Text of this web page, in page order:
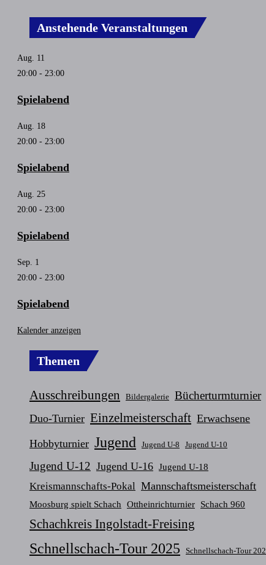
Anstehende Veranstaltungen
Aug. 11
20:00 - 23:00
Spielabend
Aug. 18
20:00 - 23:00
Spielabend
Aug. 25
20:00 - 23:00
Spielabend
Sep. 1
20:00 - 23:00
Spielabend
Kalender anzeigen
Themen
Ausschreibungen Bildergalerie Bücherturmturnier
Duo-Turnier Einzelmeisterschaft Erwachsene
Hobbyturnier Jugend Jugend U-8 Jugend U-10
Jugend U-12 Jugend U-16 Jugend U-18
Kreismannschafts-Pokal Mannschaftsmeisterschaft
Moosburg spielt Schach Ottheinrichturnier Schach 960
Schachkreis Ingolstadt-Freising
Schnellschach-Tour 2025 Schnellschach-Tour